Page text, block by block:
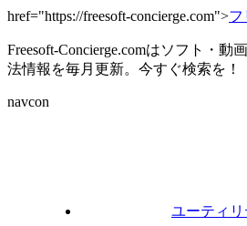
href="https://freesoft-concierge.com">フ
Freesoft-Concierge.comはソフト・動
法情報を毎月更新。今すぐ検索を！
navcon
ユーティリ